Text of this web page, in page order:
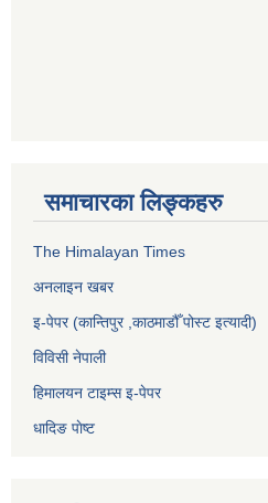
समाचारका लिङ्कहरु
The Himalayan Times
अनलाइन खबर
इ-पेपर (कान्तिपुर ,काठमाडौँ पोस्ट इत्यादी)
विविसी नेपाली
हिमालयन टाइम्स इ-पेपर
धादिङ पाेष्ट